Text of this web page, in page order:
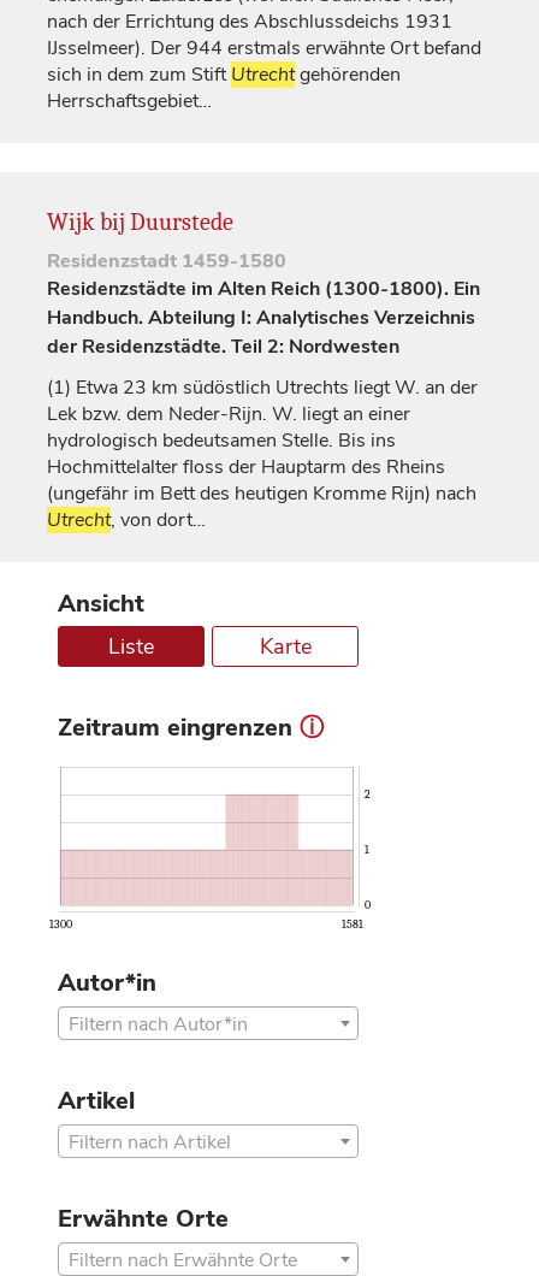
nach der Errichtung des Abschlussdeichs 1931
IJsselmeer). Der 944 erstmals erwähnte Ort befand
sich in dem zum StiftUtrechtgehörenden
Herrschaftsgebiet…
Wijk bij Duurstede
Residenzstadt 1459-1580
Residenzstädte im Alten Reich (1300-1800). Ein
Handbuch. Abteilung I: Analytisches Verzeichnis
der Residenzstädte. Teil 2: Nordwesten
(1) Etwa 23 km südöstlich Utrechts liegt W. an der
Lek bzw. dem Neder-Rijn. W. liegt an einer
hydrologisch bedeutsamen Stelle. Bis ins
Hochmittelalter floss der Hauptarm des Rheins
(ungefähr im Bett des heutigen Kromme Rijn) nach
Utrecht, von dort…
Ansicht
Liste Karte
Zeitraum eingrenzen ⓘ
1300 1581
0
1
2
Autor*in
Filtern nach Autor*in
Artikel
Filtern nach Artikel
Erwähnte Orte
Filtern nach Erwähnte Orte